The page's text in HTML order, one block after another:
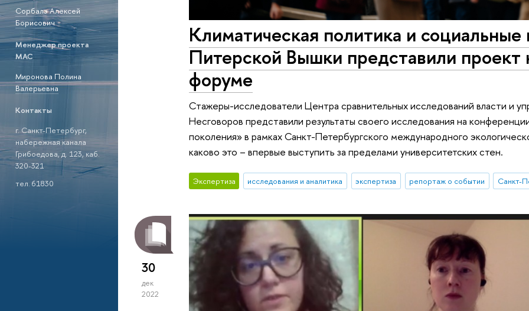
Сорбалэ Алексей
Борисович
Менеджер проекта
МАС
Миронова Полина
Валерьевна
Контакты
г. Санкт-Петербург,
набережная канала
Грибоедова, д. 123, каб.
320-321
тел. 61830
Климатическая политика и социальные
Питерской Вышки представили проект
форуме
Стажеры-исследователи Центра сравнительных исследований власти и
Несговоров представили результаты своего исследования на
поколения» в рамках Санкт-Петербургского международного
каково это – впервые выступить за пределами университетских стен.
Экспертиза исследования и аналитика экспертиза репортаж о событии
30
дек
2022